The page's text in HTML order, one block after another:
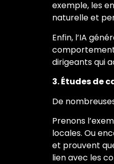
exemple, les
naturelle et
Enfin, l’IA
dirigeants qui
3. Études de
De
Prenons
locales. Ou
et prouvent
lien avec les